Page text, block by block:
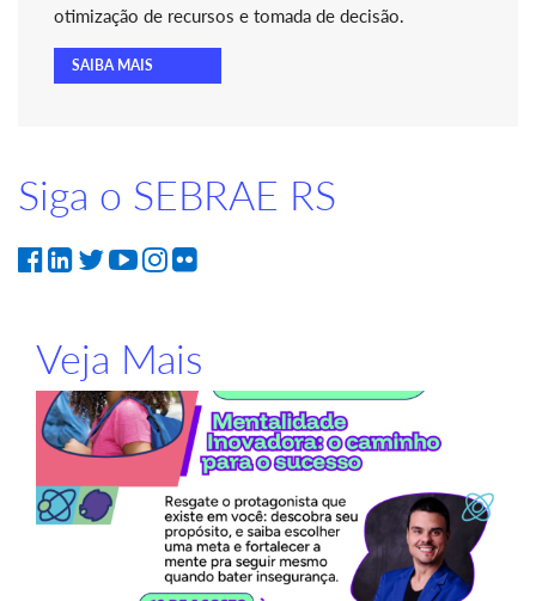
otimização de recursos e tomada de decisão.
SAIBA MAIS
Siga o SEBRAE RS
Veja Mais